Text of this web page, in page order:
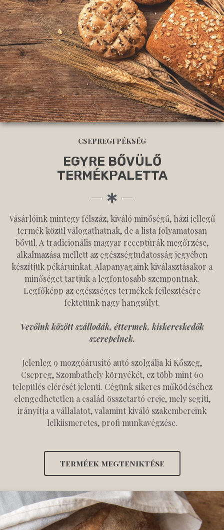
CSEPREGI PÉKSÉG
EGYRE BŐVÜLŐ
TERMÉKPALETTA
Vásárlóink mintegy félszáz, kiváló minőségű, házi jellegű
termék közül válogathatnak, de a lista folyamatosan
bővül. A tradicionális magyar receptúrák megőrzése,
alkalmazása mellett az egészségtudatosság jegyében
készítjük pékáruinkat. Alapanyagaink kiválasztásakor a
minőséget tartjuk a legfontosabb szempontnak.
Legfőképp az egészséges termékek fejlesztésére
fektetünk nagy hangsúlyt.
Vevőink között szállodák, éttermek, kiskereskedők
szerepelnek.
Jelenleg 9 mozgóárusító autó szolgálja ki Kőszeg,
Csepreg, Szombathely környékét, ez több mint 60
település elérését jelenti. Cégünk sikeres működéséhez
elengedhetetlen a család összetartó ereje, mely segíti,
irányítja a vállalatot, valamint kiváló szakembereink
lelkiismeretes, profi munkavégzése.
Terméek megteniktése